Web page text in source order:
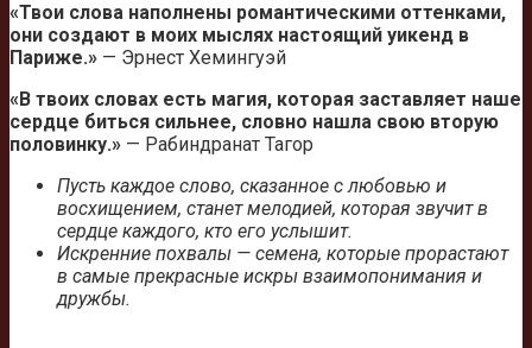
«Твои слова наполнены романтическими оттенками,
они создают в моих мыслях настоящий уикенд в
Париже.» — Эрнест Хемингуэй
«В твоих словах есть магия, которая заставляет наше
сердце биться сильнее, словно нашла свою вторую
половинку.» — Рабиндранат Тагор
Пусть каждое слово, сказанное с любовью и
восхищением, станет мелодией, которая звучит в
сердце каждого, кто его услышит.
Искренние похвалы — семена, которые прорастают
в самые прекрасные искры взаимопонимания и
дружбы.